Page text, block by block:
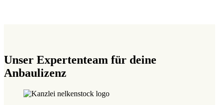
Unser Expertenteam für deine
Anbaulizenz